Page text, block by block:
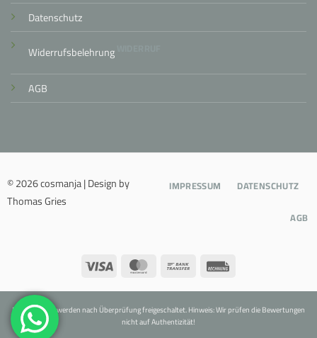
Datenschutz
Widerrufsbelehrung
AGB
© 2026 cosmanja | Design by
Thomas Gries
Visa MasterCardBank
IMPRESSUM
DATENSCHUTZ
AGB
Bewertungen werden nach Überprüfung freigeschaltet. Hinweis: Wir prüfen die Bewertungen
nicht auf Authentizität!